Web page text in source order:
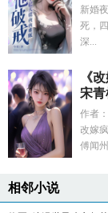
新婚
死，
深...
《
宋青
作者
改嫁
傅闻
相邻小说